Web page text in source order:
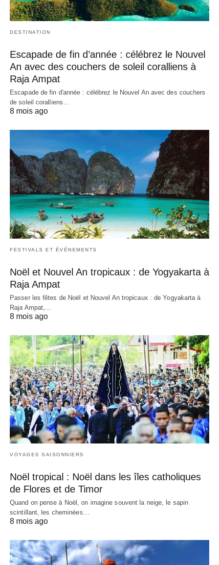
DESTINATION
Escapade de fin d’année : célébrez le Nouvel
An avec des couchers de soleil coralliens à
Raja Ampat
Escapade de fin d'année : célébrez le Nouvel An avec des couchers
de soleil coralliens…
8 mois ago
FESTIVALS ET ÉVÉNEMENTS
Noël et Nouvel An tropicaux : de Yogyakarta à
Raja Ampat
Passer les fêtes de Noël et Nouvel An tropicaux : de Yogyakarta à
Raja Ampat,…
8 mois ago
VOYAGES SAISONNIERS
Noël tropical : Noël dans les îles catholiques
de Flores et de Timor
Quand on pense à Noël, on imagine souvent la neige, le sapin
scintillant, les cheminées…
8 mois ago